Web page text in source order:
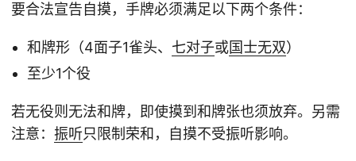
要合法宣告自摸，手牌必须满足以下两个条件：
和牌形（4面子1雀头、 七对子或国士无双）
至少1个役
若无役则无法和牌，即使摸到和牌张也须放弃。另需
注意： 振听只限制荣和，自摸不受振听影响。